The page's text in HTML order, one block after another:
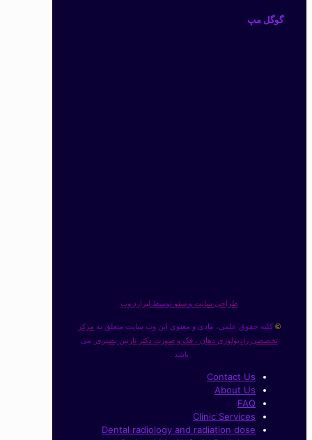
گوگل مپ
طراحی سایت و سئو توسط لیزارد وب
© کلیه حقوق علمی، مادی و معنوی این وب سایت متعلق به مرکز
تخصصی رادیولوژی دهان ، فک و صورت دکتر نازنین بصیری می
باشد .
Contact Us
About Us
FAQ
Clinic Services
Dental radiology and radiation dose